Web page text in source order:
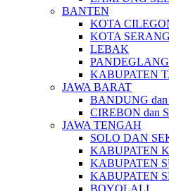
BANTEN
KOTA
KOTA SERANG
LEBAK
PANDEGLANG
KABUPATEN
JAWA BARAT
BANDUNG dan
CIREBON dan
JAWA TENGAH
SOLO DAN
KABUPATEN
KABUPATEN
KABUPATEN
BOYOLALI